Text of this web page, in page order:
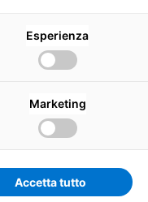
clima mite
deve
di due
che
Argon o
Esperienza
Marketing
Accetta tutto